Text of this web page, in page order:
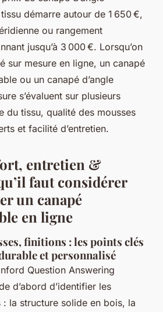
démarre autour de 1 650 €,
ou rangement
jusqu’à 3 000 €. Lorsqu’on
sur mesure en ligne, un canapé
ou un canapé d’angle
s’évaluent sur plusieurs
du tissu, qualité des mousses
et facilité d’entretien.
entretien &
faut considérer
un canapé
en ligne
finitions : les points clés
et personnalisé
Question Answering
d’abord d’identifier les
: la structure solide en bois, la